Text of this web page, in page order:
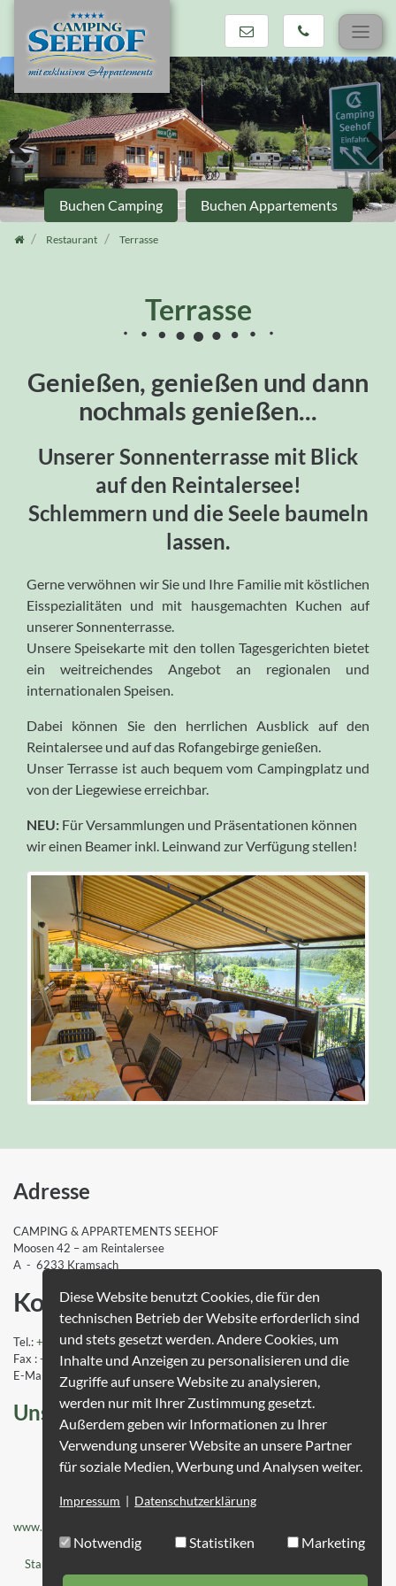
Diese Website benutzt Cookies, die für den
technischen Betrieb der Website erforderlich sind
und stets gesetzt werden. Andere Cookies, um
Inhalte und Anzeigen zu personalisieren und die
Zugriffe auf unsere Website zu analysieren,
werden nur mit Ihrer Zustimmung gesetzt.
Außerdem geben wir Informationen zu Ihrer
Verwendung unserer Website an unsere Partner
für soziale Medien, Werbung und Analysen weiter.
Impressum Datenschutzerklärung
Notwendig Statistiken Marketing
Inhalt
springen
Previous
Next
Buchen Camping
Buchen Appartements
Restaurant Terrasse
Terrasse
Genießen, genießen und dann
nochmals genießen...
Unserer Sonnenterrasse mit Blick
auf den Reintalersee!
Schlemmern und die Seele baumeln
lassen.
Gerne verwöhnen wir Sie und Ihre Familie mit köstlichen
Eisspezialitäten und mit hausgemachten Kuchen auf
unserer Sonnenterrasse.
Unsere Speisekarte mit den tollen Tagesgerichten bietet
ein weitreichendes Angebot an regionalen und
internationalen Speisen.
Dabei können Sie den herrlichen Ausblick auf den
Reintalersee und auf das Rofangebirge genießen.
Unser Terrasse ist auch bequem vom Campingplatz und
von der Liegewiese erreichbar.
NEU: Für Versammlungen und Präsentationen können
wir einen Beamer inkl. Leinwand zur Verfügung stellen!
Adresse
CAMPING & APPARTEMENTS SEEHOF
Moosen 42 – am Reintalersee
A - 6233 Kramsach
Kontakt
Tel.:+43 (0)5337 / 63541
Fax : +43 (0)5337 / 63541-20
E-Mail:
info @camping-seehof .com
Unsere Auszeichnungen
Gästebewertung
www.systemmarketing.de
Startseite